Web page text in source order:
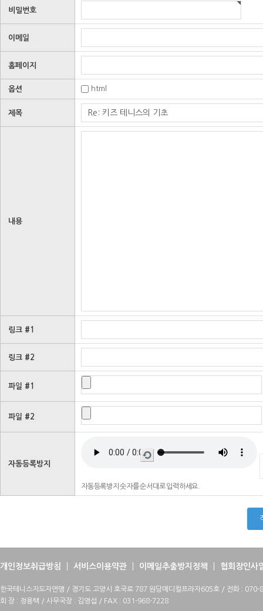
비밀번호
이메일
홈페이지
옵션 html
제목
내용
링크 #1
링크 #2
파일 #1
파일 #2
자동등록방지
새
로
자동등록방지 숫자를 순서대로 입력하세요.
개인정보취급방침 서비스이용약관 이메일추출방지정책 협회장인사
한국테니스지도자연맹 / 경기도 고양시 호국로 787 원당메디컬프라자605호 / 전화 :
회 장 : 정용택 / 사무국장 : 김영섭 / FAX : 031-968-7228